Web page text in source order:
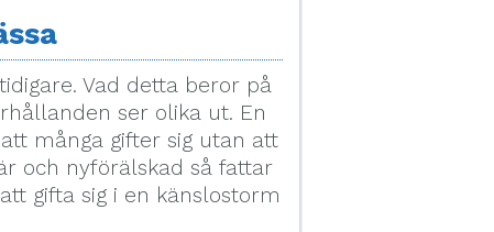
Vad detta beror på
ser olika ut. En
många gifter sig utan att
och nyförälskad så fattar
gifta sig i en känslostorm